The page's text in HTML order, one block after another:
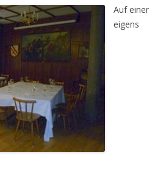
Auf einer
eigens